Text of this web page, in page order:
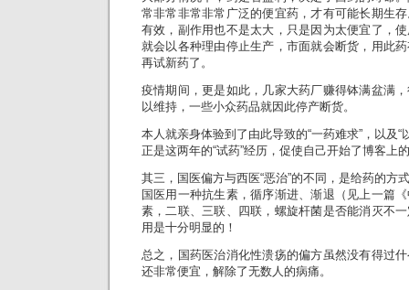
常非常非常非常广泛的便宜药，才有可能长期生
有效，副作用也不是太大，只是因为太便宜了，
就会以各种理由停止生产，市面就会断货，用此
再试新药了。
疫情期间，更是如此，几家大药厂赚得钵满盆满
以维持，一些小众药品就因此停产断货。
本人就亲身体验到了由此导致的“一药难求”，以及“
正是这两年的“试药”经历，促使自己开始了博客上
其三，国医偏方与西医“恶治”的不同，是给药的方
国医用一种抗生素，循序渐进、渐退（见上一篇
素，二联、三联、四联，螺旋杆菌是否能消灭不
用是十分明显的！
总之，国药医治消化性溃疡的偏方虽然没有得过
还非常便宜，解除了无数人的病痛。